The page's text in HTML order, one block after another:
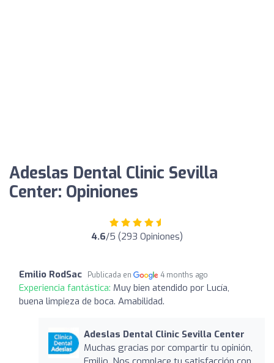
Adeslas Dental Clinic Sevilla
Center: Opiniones
4.6/5 (293 Opiniones)
Emilio RodSac Publicada en 4 months ago
Experiencia fantástica: Muy bien atendido por Lucía,
buena limpieza de boca. Amabilidad.
Adeslas Dental Clinic Sevilla Center
Muchas gracias por compartir tu opinión,